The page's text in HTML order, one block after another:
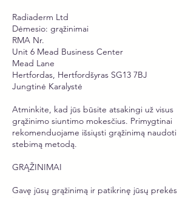
Radiaderm Ltd
Dėmesio: grąžinimai
RMA Nr.
Unit 6 Mead Business Center
Mead Lane
Hertfordas, Hertfordšyras SG13 7BJ
Jungtinė Karalystė
Atminkite, kad jūs būsite atsakingi už visus
grąžinimo siuntimo mokesčius. Primygtinai
rekomenduojame išsiųsti grąžinimą naudoti
stebimą metodą.
GRĄŽINIMAI
Gavę jūsų grąžinimą ir patikrinę jūsų prekės